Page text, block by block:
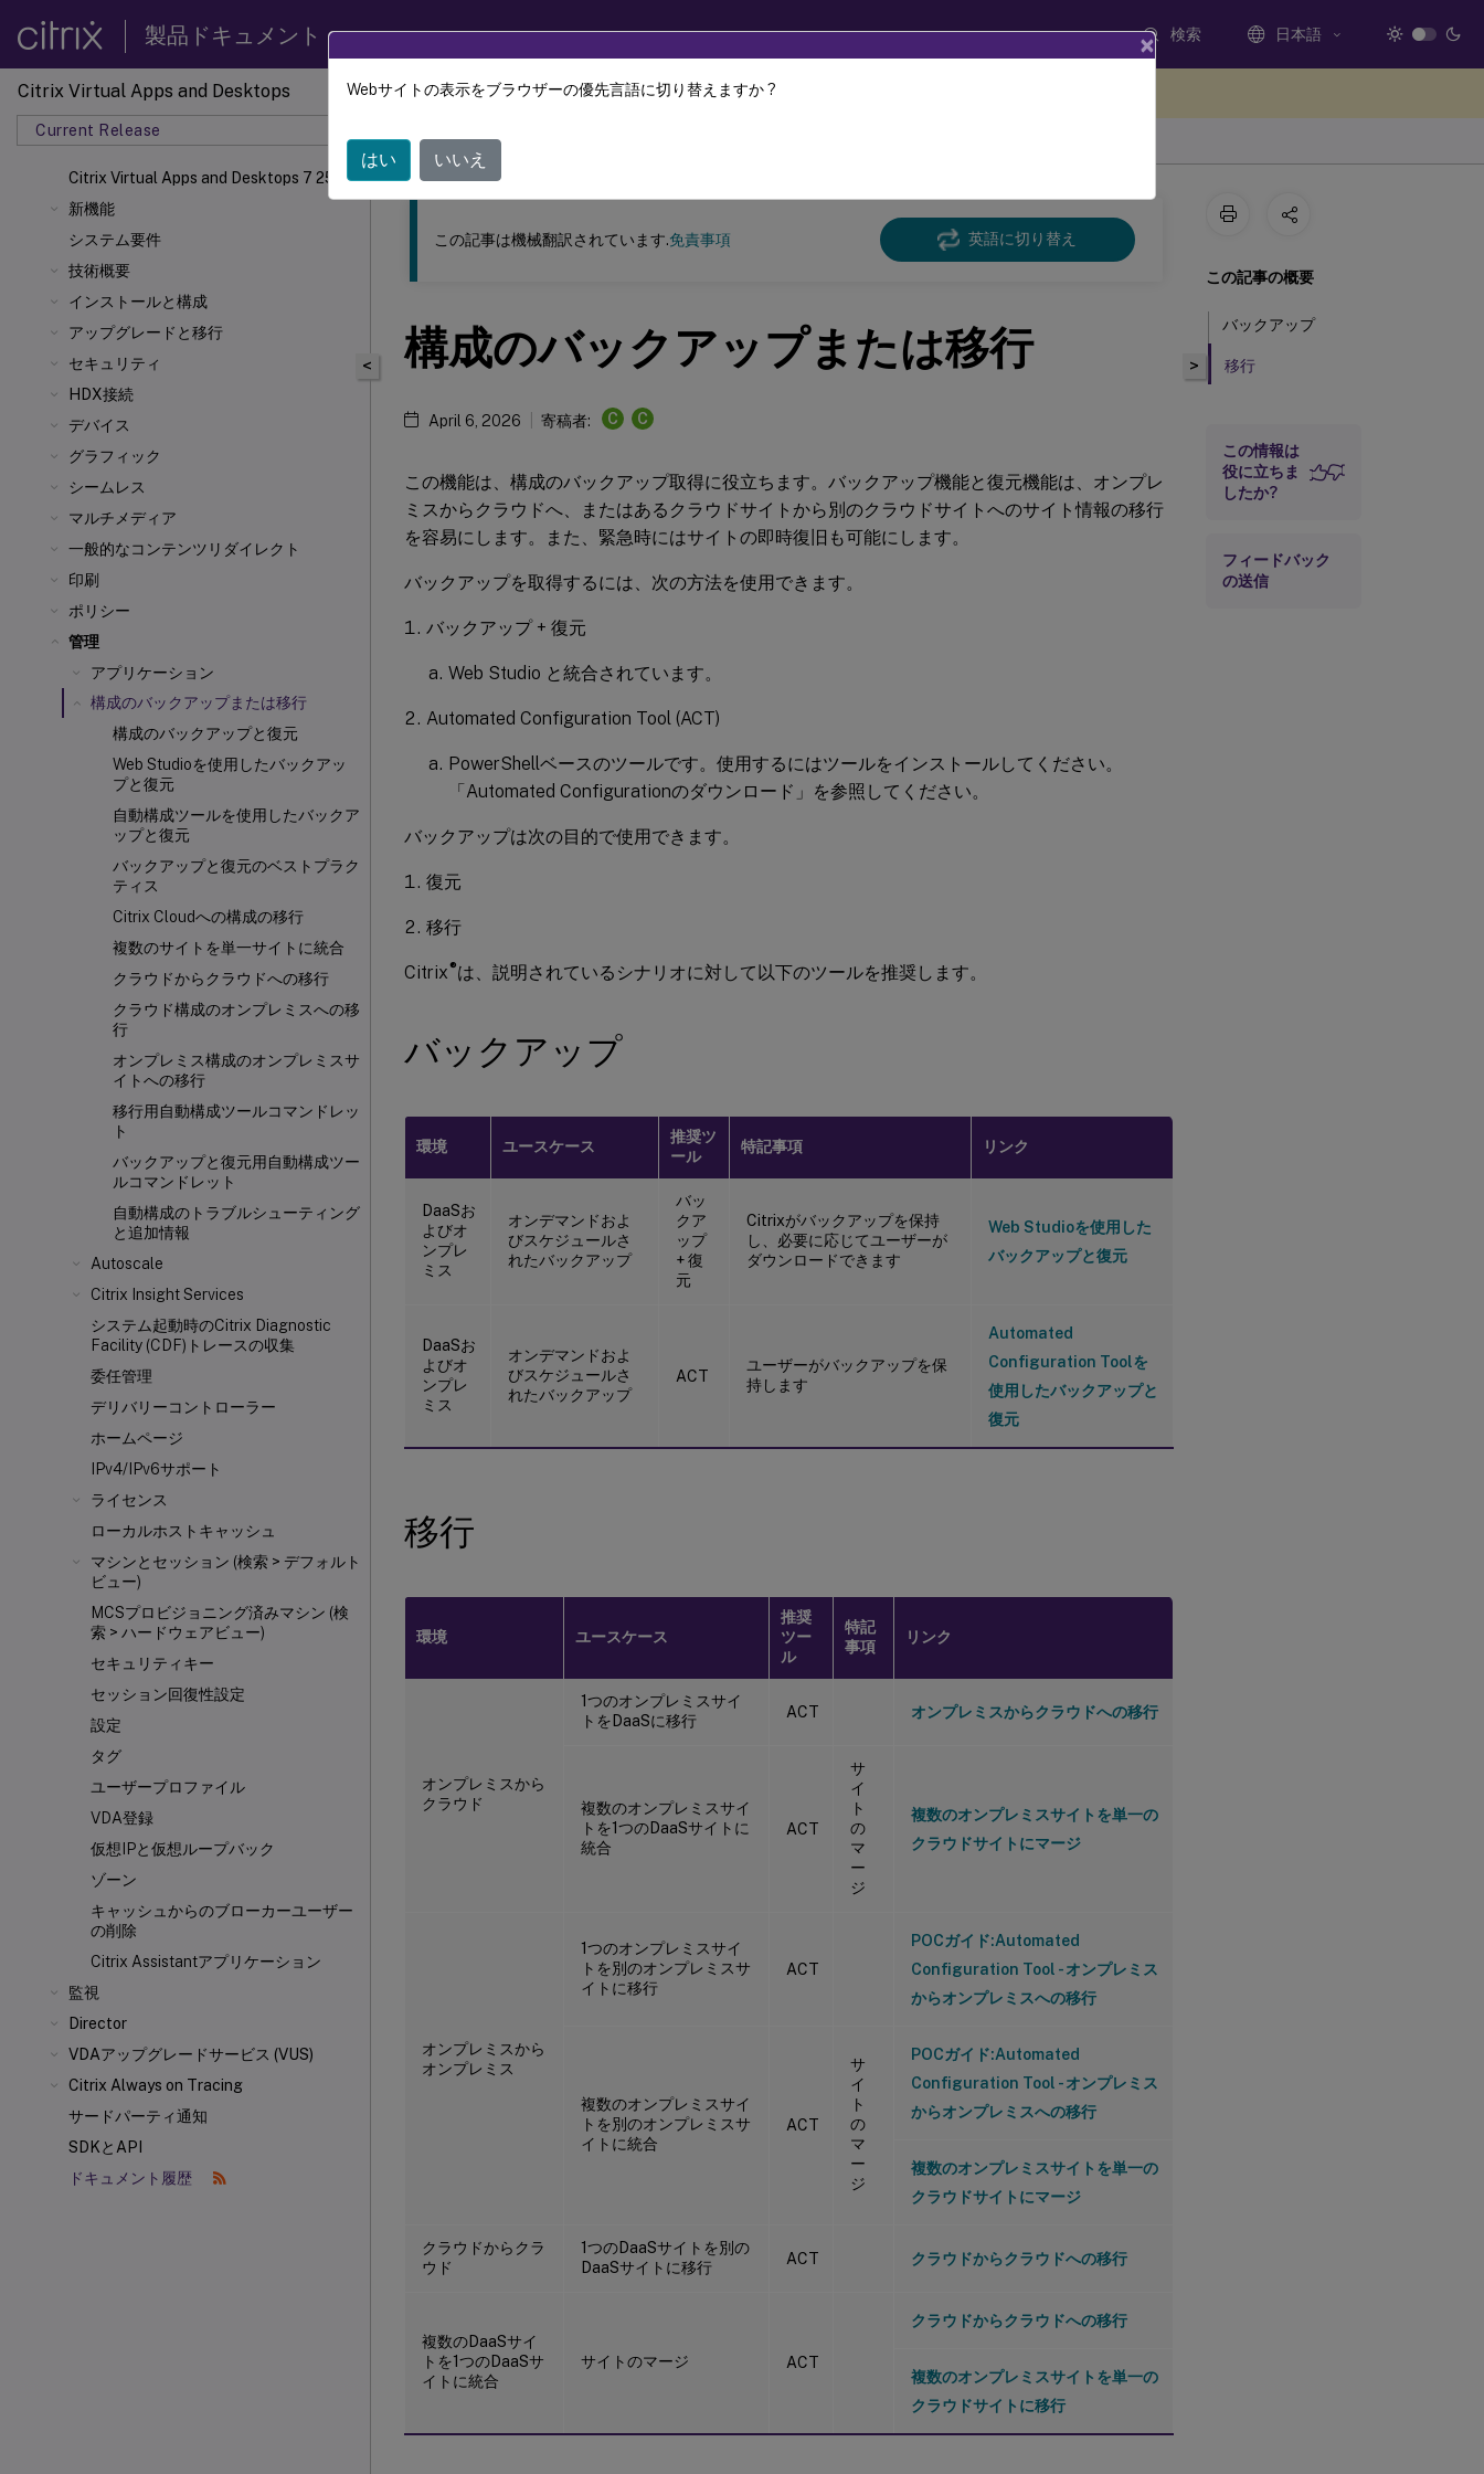
製品ドキュメント 検索 日本語
Citrix Virtual Apps and Desktops
Current Release
Citrix Virtual Apps and Desktops 7 2511
新機能
システム要件
技術概要
インストールと構成
アップグレードと移行
セキュリティ
HDX接続
デバイス
グラフィック
シームレス
マルチメディア
一般的なコンテンツリダイレクト
印刷
ポリシー
管理
アプリケーション
構成のバックアップまたは移行
構成のバックアップと復元
Web Studioを使用したバックアッ
プと復元
自動構成ツールを使用したバックア
ップと復元
バックアップと復元のベストプラク
ティス
Citrix Cloudへの構成の移行
複数のサイトを単一サイトに統合
クラウドからクラウドへの移行
クラウド構成のオンプレミスへの移
行
オンプレミス構成のオンプレミスサ
イトへの移行
移行用自動構成ツールコマンドレッ
ト
バックアップと復元用自動構成ツー
ルコマンドレット
自動構成のトラブルシューティング
と追加情報
Autoscale
Citrix Insight Services
システム起動時のCitrix Diagnostic
Facility (CDF)トレースの収集
委任管理
デリバリーコントローラー
ホームページ
IPv4/IPv6サポート
ライセンス
ローカルホストキャッシュ
マシンとセッション (検索 > デフォルト
ビュー)
MCSプロビジョニング済みマシン (検
索 > ハードウェアビュー)
セキュリティキー
セッション回復性設定
設定
タグ
ユーザープロファイル
VDA登録
仮想IPと仮想ループバック
ゾーン
キャッシュからのブローカーユーザー
の削除
Citrix Assistantアプリケーション
監視
Director
VDAアップグレードサービス (VUS)
Citrix Always on Tracing
サードパーティ通知
SDKとAPI
ドキュメント履歴
このコンテンツは動的に機械翻訳されています。
Citrix Virtual Apps and Desktops
<
この記事は機械翻訳されています.免責事項 英語に切り替え
構成のバックアップまたは移行
April 6, 2026 寄稿者: C C
この機能は、構成のバックアップ取得に役立ちます。バックアップ機能と復元機能は、オンプレ
ミスからクラウドへ、またはあるクラウドサイトから別のクラウドサイトへのサイト情報の移行
を容易にします。また、緊急時にはサイトの即時復旧も可能にします。
バックアップを取得するには、次の方法を使用できます。
バックアップ + 復元
Web Studio と統合されています。
Automated Configuration Tool (ACT)
PowerShellベースのツールです。使用するにはツールをインストールしてください。
「Automated Configurationのダウンロード」を参照してください。
バックアップは次の目的で使用できます。
復元
移行
Citrix®は、説明されているシナリオに対して以下のツールを推奨します。
バックアップ
環境 ユースケース
推奨ツ
ール
特記事項 リンク
DaaSお
よびオ
ンプレ
ミス
オンデマンドおよ
びスケジュールさ
れたバックアップ
バッ
クア
ップ
+ 復
元
Citrixがバックアップを保持
し、必要に応じてユーザーが
ダウンロードできます
Web Studioを使用した
バックアップと復元
DaaSお
よびオ
ンプレ
ミス
オンデマンドおよ
びスケジュールさ
れたバックアップ
ACT
ユーザーがバックアップを保
持します
Automated
Configuration Toolを
使用したバックアップと
復元
移行
環境 ユースケース
推奨
ツー
ル
特記
事項
リンク
オンプレミスから
クラウド
1つのオンプレミスサイ
トをDaaSに移行
ACT オンプレミスからクラウドへの移行
複数のオンプレミスサイ
トを1つのDaaSサイトに
統合
ACT
サ
イ
ト
の
マ
ー
ジ
複数のオンプレミスサイトを単一の
クラウドサイトにマージ
オンプレミスから
オンプレミス
1つのオンプレミスサイ
トを別のオンプレミスサ
イトに移行
ACT
POCガイド:Automated
Configuration Tool - オンプレミス
からオンプレミスへの移行
複数のオンプレミスサイ
トを別のオンプレミスサ
イトに統合
ACT
サ
イ
ト
の
マ
ー
ジ
POCガイド:Automated
Configuration Tool - オンプレミス
からオンプレミスへの移行
複数のオンプレミスサイトを単一の
クラウドサイトにマージ
クラウドからクラ
ウド
1つのDaaSサイトを別の
DaaSサイトに移行
ACT クラウドからクラウドへの移行
複数のDaaSサイ
トを1つのDaaSサ
イトに統合
サイトのマージ ACT
クラウドからクラウドへの移行
複数のオンプレミスサイトを単一の
クラウドサイトに移行
>
この記事の概要
バックアップ
移行
この情報は
役に立ちま
したか?
フィードバック
の送信
×
Webサイトの表示をブラウザーの優先言語に切り替えますか ?
はい いいえ